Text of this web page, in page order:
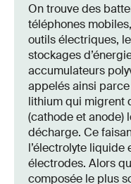
On trouve des
téléphones
outils électriques,
stockages
accumulateurs
appelés ainsi
lithium qui migrent
(cathode et anode)
décharge. Ce
l’électrolyte
électrodes. Alors
composée le plus